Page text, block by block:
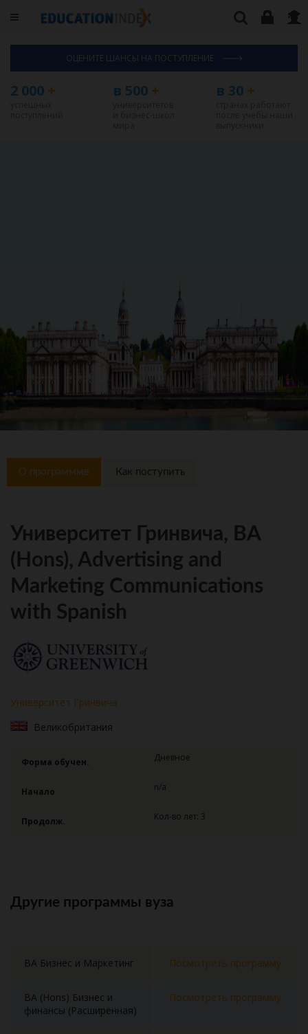
ОЦЕНИТЕ ШАНСЫ НА ПОСТУПЛЕНИЕ
2 000 + в 500 + в 30+
О программме Как поступить
Университет Гринвича, BA
(Hons), Advertising and
Marketing Communications
with Spanish
Университет Гринвича
Великобритания
Форма обучен. Дневное
Начало n/a
Продолж. Кол-во лет: 3
Другие программы вуза
BA Бизнес и Маркетинг Посмотреть программу
BA (Hons) Бизнес и
финансы (Расширенная)
Посмотреть программу